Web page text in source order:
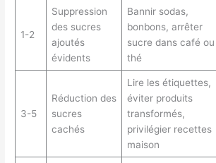
1-2
Suppression
des sucres
ajoutés
évidents
Bannir sodas,
bonbons, arrêter
sucre dans café ou
thé
3-5
Réduction des
sucres
cachés
Lire les étiquettes,
éviter produits
transformés,
privilégier recettes
maison